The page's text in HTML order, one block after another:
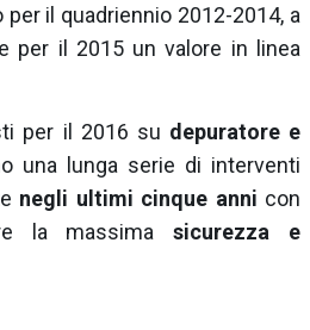
il quadriennio 2012-2014, a
per il 2015 un valore in linea
per il 2016 su depuratore e
una lunga serie di interventi
negli ultimi cinque anni con
la massimasicurezza e